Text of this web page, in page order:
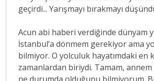
geçirdi... Yarışmayı bırakmayı
Acun abi haberi verdiğinde dünyam
İstanbul’a dönmem gerekiyor ama
bilmiyor. O yolculuk hayatımdaki en
zamanlardan biriydi. Tamam, annem